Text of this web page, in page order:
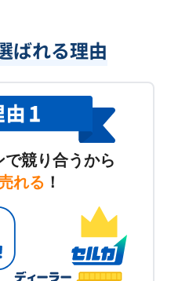
ばれる理由
で競り合うから
れる ！